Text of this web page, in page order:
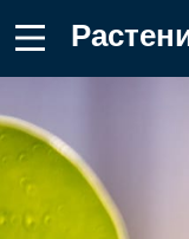
Растение,